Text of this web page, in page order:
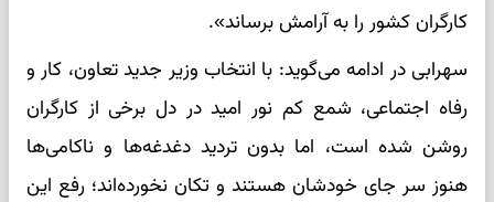
کارگران کشور را به آرامش برساند».
سهرابی در ادامه می‌گوید: با انتخاب وزیر جدید تعاون، کار و
رفاه اجتماعی، شمع کم نور امید در دل برخی از کارگران
روشن شده است، اما بدون تردید دغدغه‌ها و ناکامی‌ها
هنوز سر جای خودشان هستند و تکان نخورده‌اند؛ رفع این